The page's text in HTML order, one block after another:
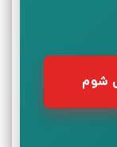
شوم